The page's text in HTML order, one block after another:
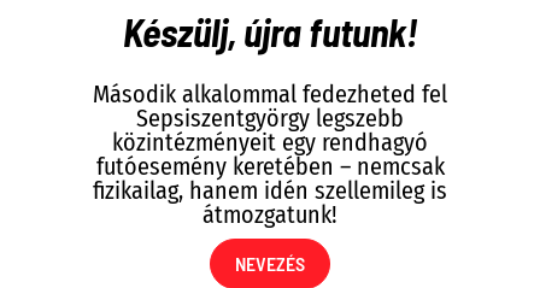
Készülj, újra futunk!
Második alkalommal fedezheted fel
Sepsiszentgyörgy legszebb
közintézményeit egy rendhagyó
futóesemény keretében – nemcsak
fizikailag, hanem idén szellemileg is
átmozgatunk!
NEVEZÉS